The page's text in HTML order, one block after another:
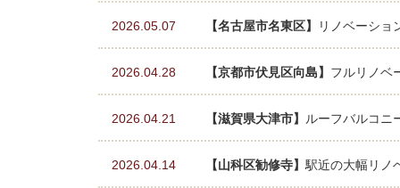
2026.05.07 【名古屋市名東区】 リノベーショ
2026.04.28 【京都市伏見区向島】 フルリノベ
2026.04.21 【滋賀県大津市】 ルーフバルコニ
2026.04.14 【山科区勧修寺】 駅近の大幅リノ